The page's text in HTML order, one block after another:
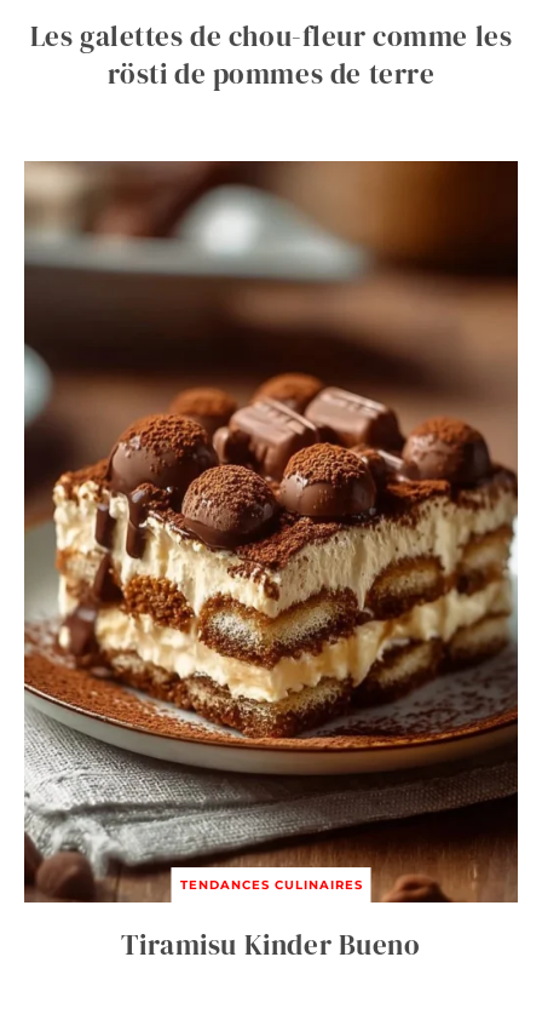
Les galettes de chou-fleur comme les
rösti de pommes de terre
TENDANCES CULINAIRES
Tiramisu Kinder Bueno